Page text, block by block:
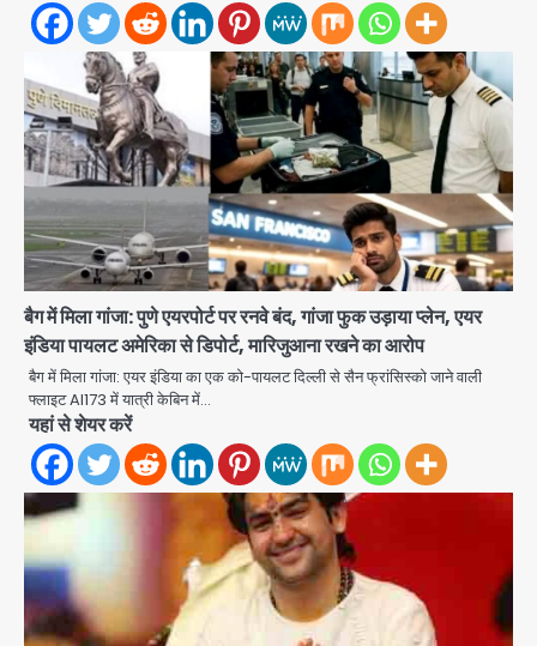
बैग में मिला गांजा: पुणे एयरपोर्ट पर रनवे बंद, गांजा फुक उड़ाया प्लेन, एयर
इंडिया पायलट अमेरिका से डिपोर्ट, मारिजुआना रखने का आरोप
बैग में मिला गांजा: एयर इंडिया का एक को-पायलट दिल्ली से सैन फ्रांसिस्को जाने वाली
फ्लाइट AI173 में यात्री केबिन में…
यहां से शेयर करें
2
Rapido Driver Mobile
मोबाइल स्नैचर गैंग का मास्टरमाइंड, जीरा-बॉल
बेचने वालों को बेचता था चोरी के फोन; 8
गिरफ्तार, 98 मोबाइल और 450 पार्ट्स बरामद
Avinash Kumar
3
Dankaur accident: गंग नहर पटरी मार्ग
पर तेज रफ्तार कार ने ली पति-पत्नी की जान,
गांव में मातम
Avinash Kumar